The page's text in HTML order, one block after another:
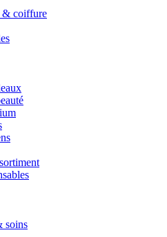
& coiffure
soins